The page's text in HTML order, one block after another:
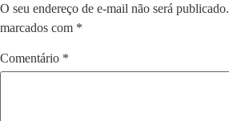
O seu endereço de e-mail não será publicado.
marcados com *
Comentário *